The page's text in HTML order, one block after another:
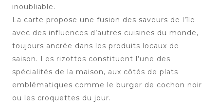
inoubliable.
La carte propose une fusion des saveurs de l’île
avec des influences d’autres cuisines du monde,
toujours ancrée dans les produits locaux de
saison. Les rizottos constituent l’une des
spécialités de la maison, aux côtés de plats
emblématiques comme le burger de cochon noir
ou les croquettes du jour.